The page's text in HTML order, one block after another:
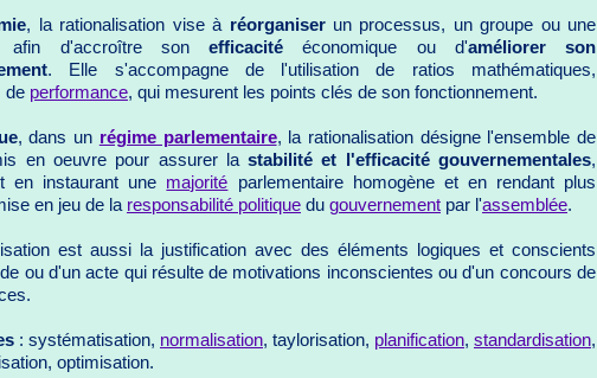
, la rationalisation vise à réorganiserun processus, un groupe ou une
afin d'accroître son efficacité économique ou d'améliorer son
. Elle s'accompagne de l'utilisation de ratios mathématiques,
de performance, qui mesurent les points clés de son fonctionnement.
, dans un régime parlementaire, la rationalisation désigne l'ensemble de
en oeuvre pour assurer lastabilité et l'efficacité gouvernementales,
en instaurant une majorité parlementaire homogène et en rendant plus
en jeu de la responsabilité politique du gouvernement par l'assemblée.
est aussi la justification avec des éléments logiques et conscients
ou d'un acte qui résulte de motivations inconscientes ou d'un concours de
: systématisation, normalisation, taylorisation, planification, standardisation,
optimisation.